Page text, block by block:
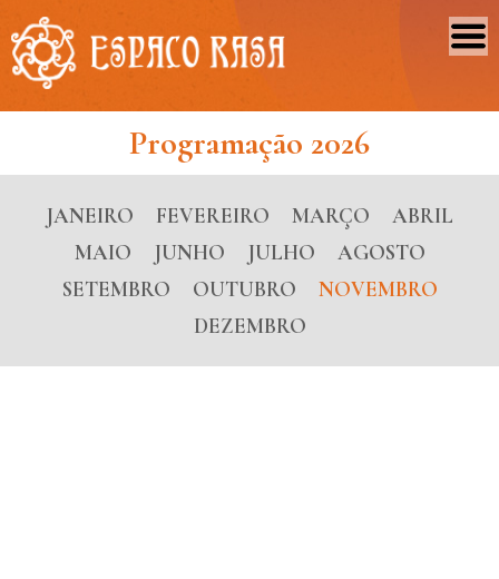
Programação 2026
JANEIRO FEVEREIRO MARÇO
ABRIL
MAIO
JUNHO JULHO
AGOSTO
SETEMBRO
OUTUBRO
NOVEMBRO
DEZEMBRO